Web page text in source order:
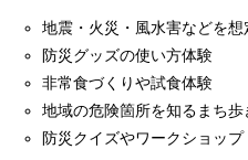
地震・火災・風水害などを
防災グッズの使い方体験
非常食づくりや試食体験
地域の危険箇所を知るまち歩
防災クイズやワークショップ